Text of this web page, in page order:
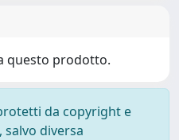
questo prodotto.
da copyright e
diversa